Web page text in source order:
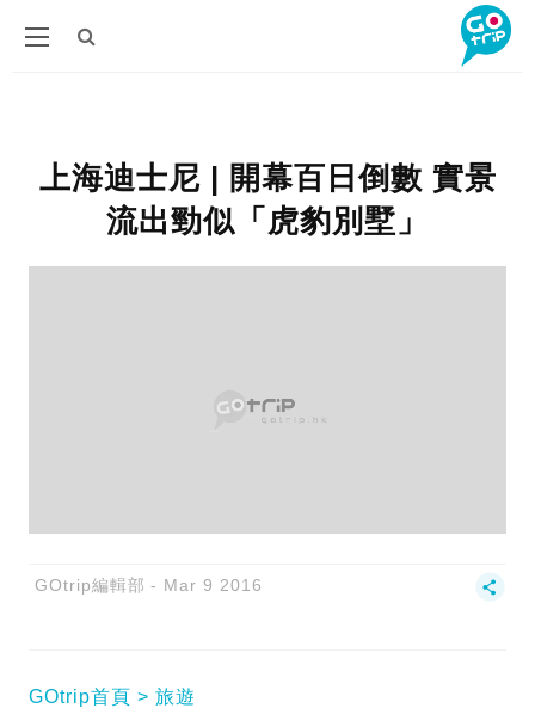
上海迪士尼 | 開幕百日倒數 實景
流出勁似「虎豹別墅」
GOtrip編輯部 Mar 9 2016
GOtrip首頁 旅遊